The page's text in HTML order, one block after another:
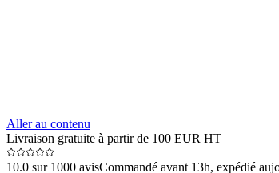
Aller au contenu
Livraison gratuite à partir de 100 EUR HT
10.0 sur 1000 avisCommandé avant 13h, expédié